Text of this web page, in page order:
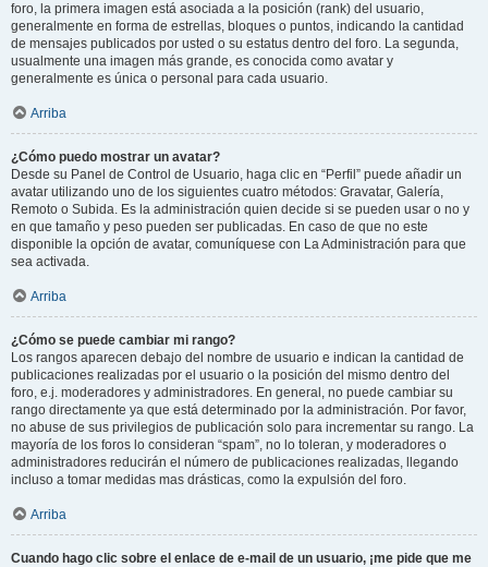
foro, la primera imagen está asociada a la posición (rank) del usuario,
generalmente en forma de estrellas, bloques o puntos, indicando la cantidad
de mensajes publicados por usted o su estatus dentro del foro. La segunda,
usualmente una imagen más grande, es conocida como avatar y
generalmente es única o personal para cada usuario.
Arriba
¿Cómo puedo mostrar un avatar?
Desde su Panel de Control de Usuario, haga clic en “Perfil” puede añadir un
avatar utilizando uno de los siguientes cuatro métodos: Gravatar, Galería,
Remoto o Subida. Es la administración quien decide si se pueden usar o no y
en que tamaño y peso pueden ser publicadas. En caso de que no este
disponible la opción de avatar, comuníquese con La Administración para que
sea activada.
Arriba
¿Cómo se puede cambiar mi rango?
Los rangos aparecen debajo del nombre de usuario e indican la cantidad de
publicaciones realizadas por el usuario o la posición del mismo dentro del
foro, e.j. moderadores y administradores. En general, no puede cambiar su
rango directamente ya que está determinado por la administración. Por favor,
no abuse de sus privilegios de publicación solo para incrementar su rango. La
mayoría de los foros lo consideran “spam”, no lo toleran, y moderadores o
administradores reducirán el número de publicaciones realizadas, llegando
incluso a tomar medidas mas drásticas, como la expulsión del foro.
Arriba
Cuando hago clic sobre el enlace de e-mail de un usuario, ¡me pide que me